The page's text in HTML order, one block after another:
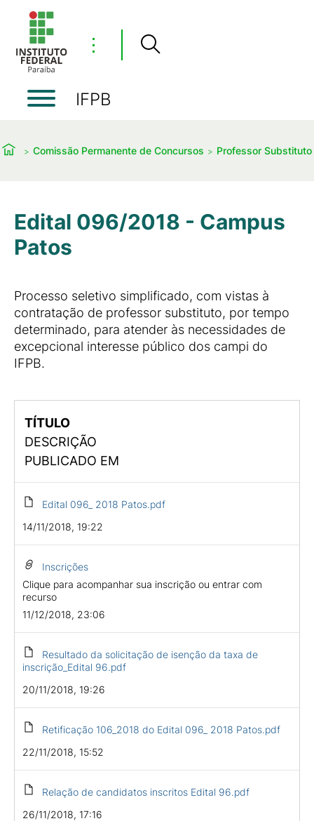
⋮
IFPB
Comissão Permanente de Concursos Professor Substituto
Edital 096/2018 - Campus
Patos
Processo seletivo simplificado, com vistas à
contratação de professor substituto, por tempo
determinado, para atender às necessidades de
excepcional interesse público dos campi do
IFPB.
TÍTULO
DESCRIÇÃO
PUBLICADO EM
Edital 096_ 2018 Patos.pdf
14/11/2018, 19:22
Inscrições
Clique para acompanhar sua inscrição ou entrar com
recurso
11/12/2018, 23:06
Resultado da solicitação de isenção da taxa de
inscrição_Edital 96.pdf
20/11/2018, 19:26
Retificação 106_2018 do Edital 096_ 2018 Patos.pdf
22/11/2018, 15:52
Relação de candidatos inscritos Edital 96.pdf
26/11/2018, 17:16